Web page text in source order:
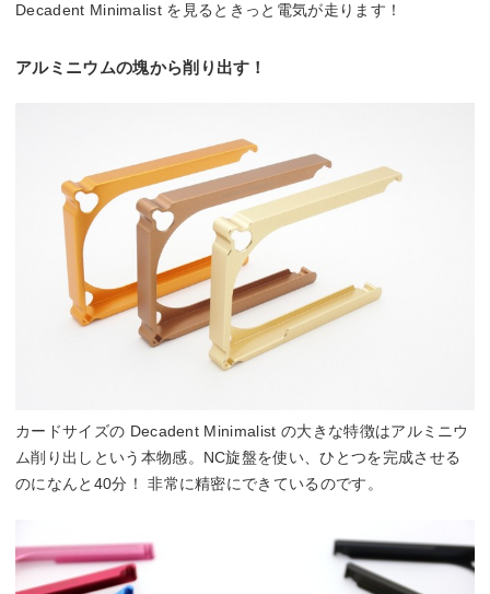
Decadent Minimalist を見るときっと電気が走ります！
アルミニウムの塊から削り出す！
カードサイズの Decadent Minimalist の大きな特徴はアルミニウ
ム削り出しという本物感。NC旋盤を使い、ひとつを完成させる
のになんと40分！ 非常に精密にできているのです。